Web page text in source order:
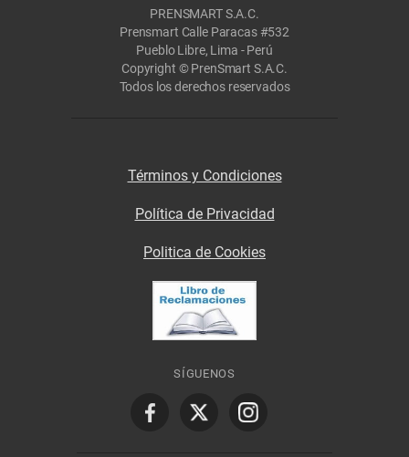
PRENSMART S.A.C.
Prensmart Calle Paracas #532
Pueblo Libre, Lima - Perú
Copyright © PrenSmart S.A.C.
Todos los derechos reservados
Términos y Condiciones
Política de Privacidad
Politica de Cookies
SÍGUENOS